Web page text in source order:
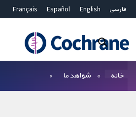
فارسی English
Español
Français
Bahasa Malaysia
ไทย
繁體中文
خانه شواهد ما